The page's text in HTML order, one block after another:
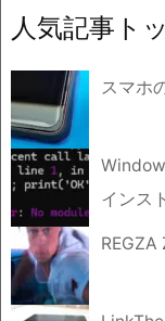
イ
ブ
人気記事ト
スマホ
インス
REGZA